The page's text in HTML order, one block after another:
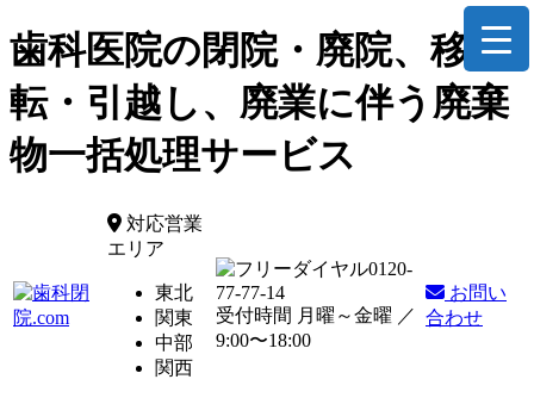
歯科医院の閉院・廃院、移
転・引越し、廃業に伴う廃棄
物一括処理サービス
対応営業
エリア
東北
関東
中部
関西
0120-
77-77-14
受付時間 月曜～金曜 ／
9:00〜18:00
お問い
合わせ